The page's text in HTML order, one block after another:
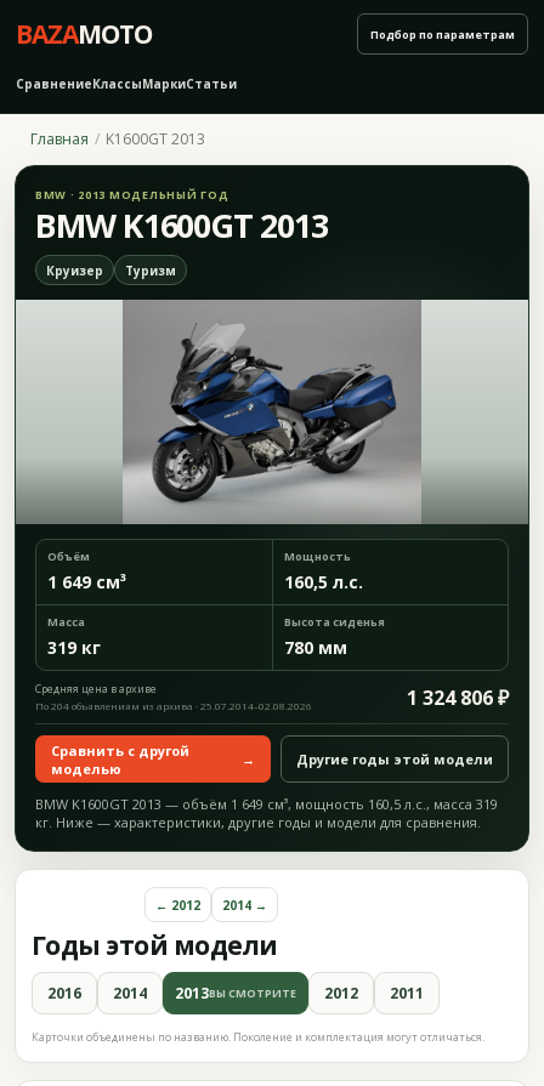
BAZAMOTO
СравнениеКлассыМаркиСтатьи
Подбор по параметрам
Главная K1600GT 2013
BMW · 2013 МОДЕЛЬНЫЙ ГОД
BMW K1600GT 2013
Круизер Туризм
Объём
1 649 см³
Мощность
160,5 л.с.
Масса
319 кг
Высота сиденья
780 мм
Средняя цена в архиве 1 324 806 ₽
По 204 объявлениям из архива · 25.07.2014–02.08.2026
Сравнить с другой
моделью
→ Другие годы этой модели
BMW K1600GT 2013 — объём 1 649 см³, мощность 160,5 л.с., масса 319
кг. Ниже — характеристики, другие годы и модели для сравнения.
Годы этой модели
← 2012 2014 →
2016 2014 2013ВЫ СМОТРИТЕ 2012 2011
Карточки объединены по названию. Поколение и комплектация могут отличаться.